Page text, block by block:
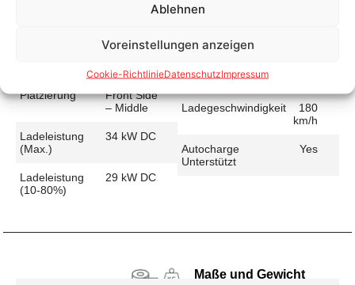
Ablehnen
Voreinstellungen anzeigen
Cookie-RichtlinieDatenschutzImpressum
Schnellladen
Platzierung
Front Side
– Middle
Ladeleistung
(max.)
34 kW DC
Ladeleistung
(10-80%)
29 kW DC
>392 Km)
Ladegeschwindigkeit
180
km/h
Autocharge
Unterstützt
Yes
Maße und Gewicht